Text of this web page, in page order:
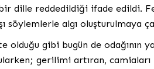
bir dille reddedildiği ifade edildi.
söylemlerle algı oluşturulmaya
olduğu gibi bugün de odağının
gerilimi artıran, camiaları